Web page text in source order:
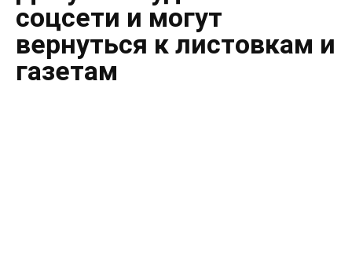
соцсети и могут
вернуться к листовкам и
газетам